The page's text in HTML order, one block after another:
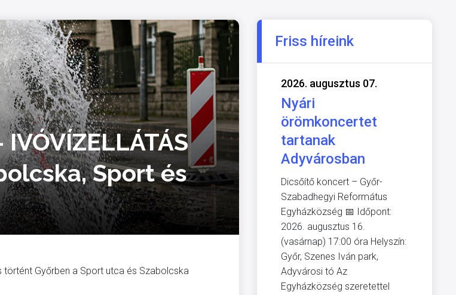
Sport és
Győrben a Sport utca és Szabolcska
Friss híreink
2026. augusztus 07.
Nyári
örömkoncertet
tartanak
Adyvárosban
Dicsőítő koncert – Győr-
Szabadhegyi Református
Egyházközség 📅 Időpont:
2026. augusztus 16.
(vasárnap) 17:00 óra Helyszín:
Győr, Szenes Iván park,
Adyvárosi tó Az
Egyházközség szeretettel